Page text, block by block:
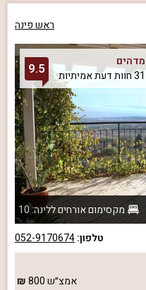
ראש פינה
מדהים
31 חוות דעת אמיתיות
9.5
מקסימום אורחים ללינה: 10
טלפון:052-9170674
אמצ״ש800